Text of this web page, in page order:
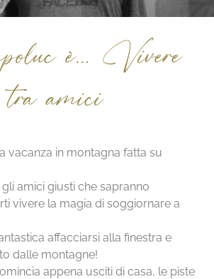
è... Vivere
tra amici
vacanza in montagna fatta su
amici giusti che sapranno
vivere la magia di soggiornare a
affacciarsi alla finestra e
dalle montagne!
appena usciti di casa, le piste